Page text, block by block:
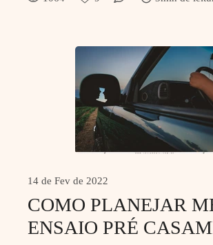
14 de Fev de 2022
COMO PLANEJAR
ENSAIO PRÉ